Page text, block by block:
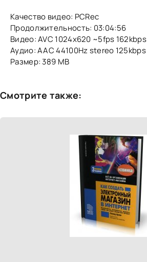
Качество видео: PCRec
Продолжительность: 03:04:56
Видео: AVC 1024x620 ~5fps 162kbps
Аудио: AAC 44100Hz stereo 125kbps
Размер: 389 MB
Смотрите также: